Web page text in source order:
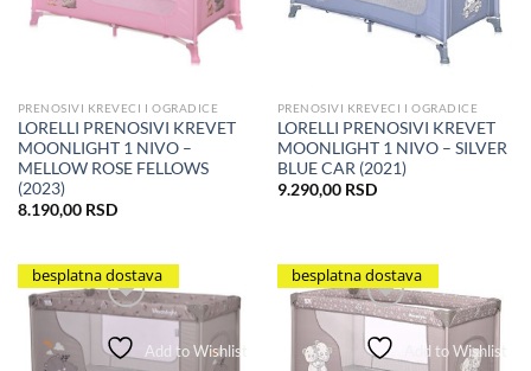
PRENOSIVI KREVECI I OGRADICE
LORELLI PRENOSIVI KREVET
MOONLIGHT 1 NIVO –
MELLOW ROSE FELLOWS
(2023)
8.190,00 RSD
PRENOSIVI KREVECI I OGRADICE
LORELLI PRENOSIVI KREVET
MOONLIGHT 1 NIVO – SILVER
BLUE CAR (2021)
9.290,00 RSD
besplatna dostava
Add to Wishlist
besplatna dostava
Add to Wishlist